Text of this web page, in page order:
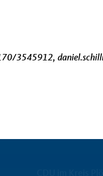
3545912,